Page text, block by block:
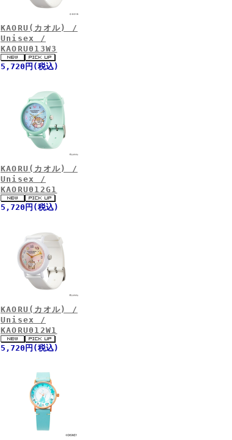
KAORU(カオル) /
Unisex /
KAORU013W3
5,720円(税込)
KAORU(カオル) /
Unisex /
KAORU012G1
5,720円(税込)
KAORU(カオル) /
Unisex /
KAORU012W1
5,720円(税込)